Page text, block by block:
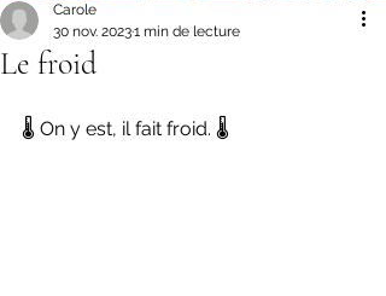
Le froid
Carole
30 nov. 20231 min de lecture
🌡️ On y est, il fait froid. 🌡️